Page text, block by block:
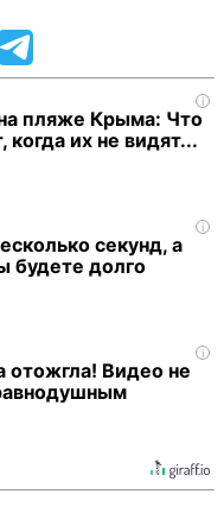
i
пляже Крыма: Что
их не видят...
i
секунд, а
будете долго
i
отожгла! Видео не